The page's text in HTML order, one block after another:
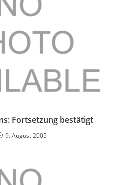
Fortsetzung bestätigt
9. August 2005